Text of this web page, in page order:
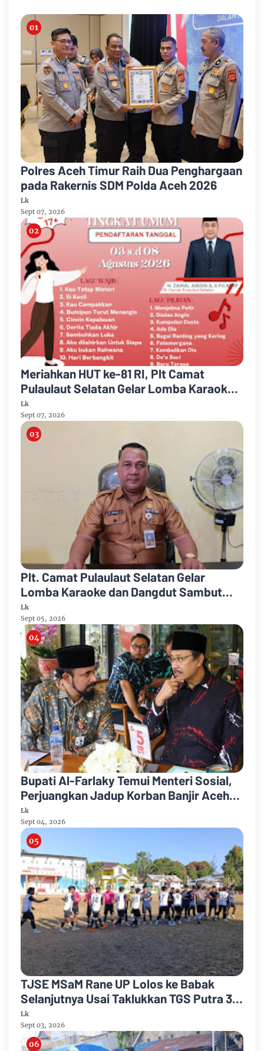
Polres Aceh Timur Raih Dua Penghargaan
pada Rakernis SDM Polda Aceh 2026
Lk
Sept 07, 2026
Meriahkan HUT ke-81 RI, Plt Camat
Pulaulaut Selatan Gelar Lomba Karaoke
untuk Masyarakat Umum
Lk
Sept 07, 2026
Plt. Camat Pulaulaut Selatan Gelar
Lomba Karaoke dan Dangdut Sambut
HUT ke-81 Proklamasi RI
Lk
Sept 05, 2026
Bupati Al-Farlaky Temui Menteri Sosial,
Perjuangkan Jadup Korban Banjir Aceh
Timur
Lk
Sept 04, 2026
TJSE MSaM Rane UP Lolos ke Babak
Selanjutnya Usai Taklukkan TGS Putra 3-
2 di Merdeka CUP 2026
Lk
Sept 03, 2026